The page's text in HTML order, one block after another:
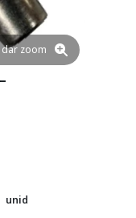
zoom
unid